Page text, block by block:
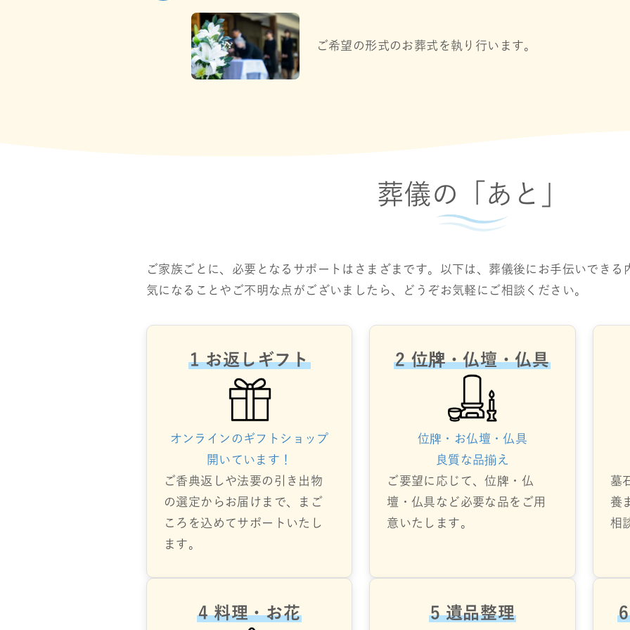
ご希望の形式のお葬式を執り行います。
葬儀の「あと」
ご家族ごとに、必要となるサポートはさまざまです。以下は、葬儀後にお手伝いできる
気になることやご不明な点がございましたら、どうぞお気軽にご相談ください。
1 お返しギフト
オンラインのギフトショップ
開いています！
ご香典返しや法要の引き出物
の選定からお届けまで、まご
ころを込めてサポートいたし
ます。
2 位牌・仏壇・仏具
位牌・お仏壇・仏具
良質な品揃え
ご要望に応じて、位牌・仏
壇・仏具など必要な品をご用
意いたします。
墓
養
相
4 料理・お花 5 遺品整理